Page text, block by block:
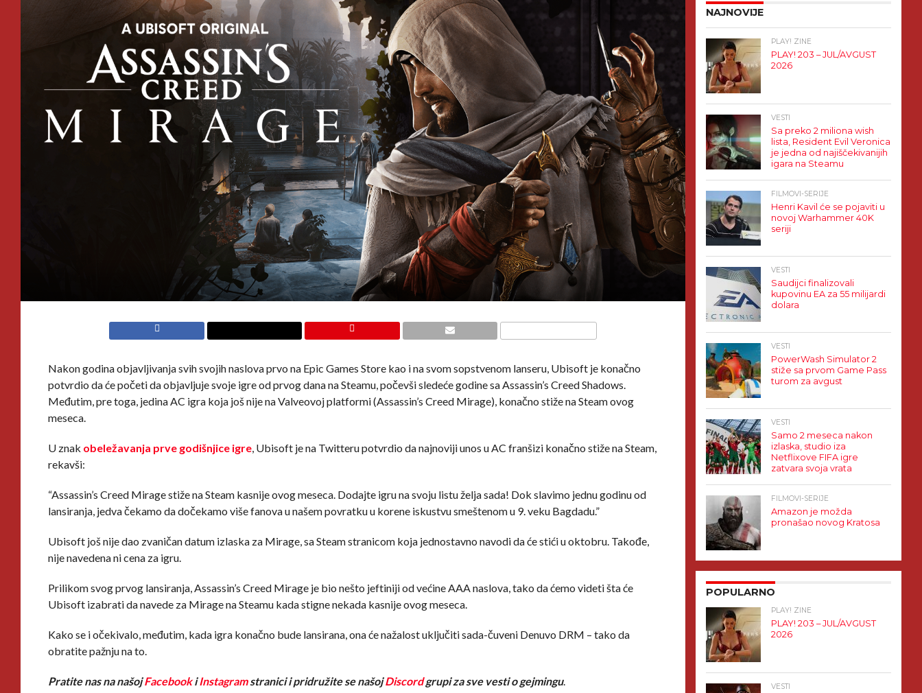
Nakon godina objavljivanja svih svojih naslova prvo na Epic Games Store kao i na svom sopstvenom lanseru, Ubisoft je konačno
potvrdio da će početi da objavljuje svoje igre od prvog dana na Steamu, počevši sledeće godine sa Assassin’s Creed Shadows.
Međutim, pre toga, jedina AC igra koja još nije na Valveovoj platformi (Assassin’s Creed Mirage), konačno stiže na Steam ovog
meseca.
U znak obeležavanja prve godišnjice igre, Ubisoft je na Twitteru potvrdio da najnoviji unos u AC franšizi konačno stiže na Steam,
rekavši:
“Assassin’s Creed Mirage stiže na Steam kasnije ovog meseca. Dodajte igru na svoju listu želja sada! Dok slavimo jednu godinu od
lansiranja, jedva čekamo da dočekamo više fanova u našem povratku u korene iskustvu smeštenom u 9. veku Bagdadu.”
Ubisoft još nije dao zvaničan datum izlaska za Mirage, sa Steam stranicom koja jednostavno navodi da će stići u oktobru. Takođe,
nije navedena ni cena za igru.
Prilikom svog prvog lansiranja, Assassin’s Creed Mirage je bio nešto jeftiniji od većine AAA naslova, tako da ćemo videti šta će
Ubisoft izabrati da navede za Mirage na Steamu kada stigne nekada kasnije ovog meseca.
Kako se i očekivalo, međutim, kada igra konačno bude lansirana, ona će nažalost uključiti sada-čuveni Denuvo DRM – tako da
obratite pažnju na to.
Pratite nas na našojFacebookiInstagramstranici i pridružite se našojDiscordgrupi za sve vesti o gejmingu.
NAJNOVIJE
PLAY! ZINE
PLAY! 203 – JUL/AVGUST
2026
VESTI
Sa preko 2 miliona wish
lista, Resident Evil Veronica
je jedna od najiščekivanijih
igara na Steamu
FILMOVI-SERIJE
Henri Kavil će se pojaviti u
novoj Warhammer 40K
seriji
VESTI
Saudijci finalizovali
kupovinu EA za 55 milijardi
dolara
VESTI
PowerWash Simulator 2
stiže sa prvom Game Pass
turom za avgust
VESTI
Samo 2 meseca nakon
izlaska, studio iza
Netflixove FIFA igre
zatvara svoja vrata
FILMOVI-SERIJE
Amazon je možda
pronašao novog Kratosa
POPULARNO
PLAY! ZINE
PLAY! 203 – JUL/AVGUST
2026
VESTI